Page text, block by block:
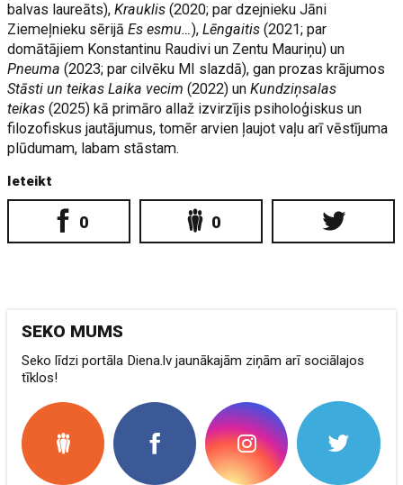
balvas laureāts),Krauklis (2020; par dzejnieku Jāni
Ziemeļnieku sērijāEs esmu…),Lēngaitis (2021; par
domātājiem Konstantinu Raudivi un Zentu Mauriņu) un
Pneuma (2023; par cilvēku MI slazdā), gan prozas krājumos
Stāsti un teikas Laika vecim (2022) unKundziņsalas
teikas (2025) kā primāro allaž izvirzījis psiholoģiskus un
filozofiskus jautājumus, tomēr arvien ļaujot vaļu arī vēstījuma
plūdumam, labam stāstam.
Ieteikt
0 0
SEKO MUMS
Seko līdzi portāla Diena.lv jaunākajām ziņām arī sociālajos
tīklos!